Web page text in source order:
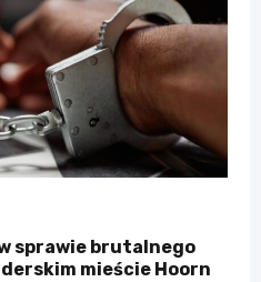
sprawie brutalnego
mieście Hoorn